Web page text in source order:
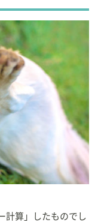
計算」したものでし